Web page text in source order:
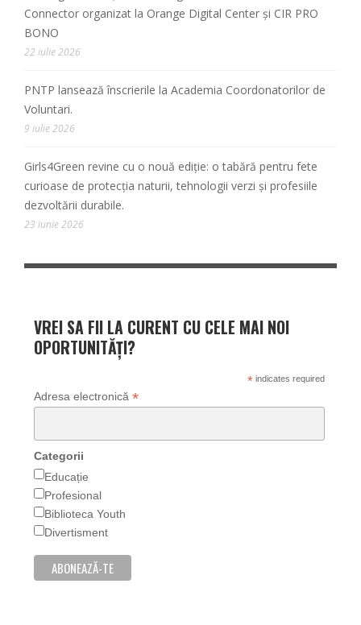
Connector organizat la Orange Digital Center și CIR PRO
BONO
22 iulie 2026
PNTP lansează înscrierile la Academia Coordonatorilor de
Voluntari.
9 iulie 2026
Girls4Green revine cu o nouă ediție: o tabără pentru fete
curioase de protecția naturii, tehnologii verzi și profesiile
dezvoltării durabile.
23 iunie 2026
VREI SA FII LA CURENT CU CELE MAI NOI
OPORTUNITĂȚI?
*indicates required
Adresa electronică *
Categorii
Educație
Profesional
Biblioteca Youth
Divertisment